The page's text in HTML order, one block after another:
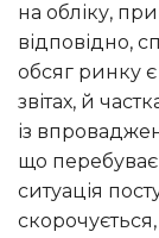
на обліку,
відповідно,
обсяг ринку
звітах, й
із
що
ситуація